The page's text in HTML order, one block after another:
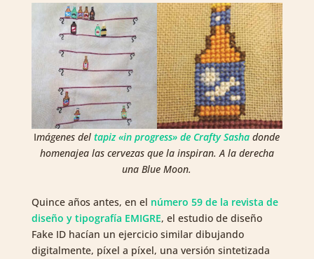
Imágenes deltapiz «in progress» de Crafty Sashadonde
homenajea las cervezas que la inspiran. A la derecha
una Blue Moon.
Quince años antes, en el número 59 de la revista de
diseño y tipografía EMIGRE, el estudio de diseño
Fake ID hacían un ejercicio similar dibujando
digitalmente, píxel a píxel, una versión sintetizada